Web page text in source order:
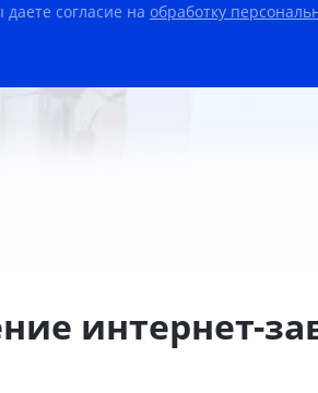
согласие на обработку
интернет-